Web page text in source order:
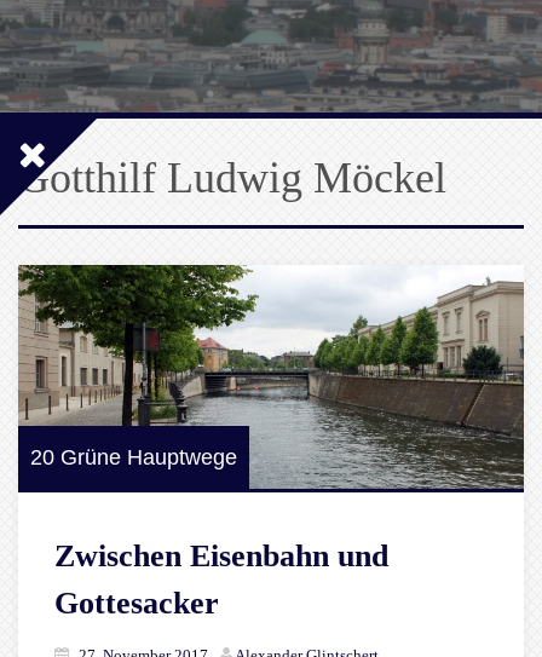
Gotthilf Ludwig Möckel
20 Grüne Hauptwege
Zwischen Eisenbahn und
Gottesacker